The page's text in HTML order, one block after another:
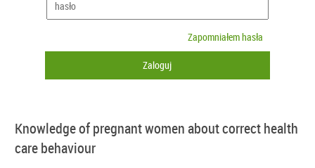
Zapomniałem hasła
Knowledge of pregnant women about correct health
care behaviour